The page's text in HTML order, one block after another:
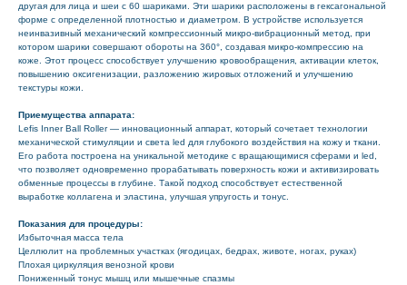
другая для лица и шеи с 60 шариками. Эти шарики расположены в гексагональной
форме с определенной плотностью и диаметром. В устройстве используется
неинвазивный механический компрессионный микро-вибрационный метод, при
котором шарики совершают обороты на 360°, создавая микро-компрессию на
коже. Этот процесс способствует улучшению кровообращения, активации клеток,
повышению оксигенизации, разложению жировых отложений и улучшению
текстуры кожи.
Приемущества аппарата:
Lefis Inner Ball Roller — инновационный аппарат, который сочетает технологии
механической стимуляции и света led для глубокого воздействия на кожу и ткани.
Его работа построена на уникальной методике с вращающимися сферами и led,
что позволяет одновременно прорабатывать поверхность кожи и активизировать
обменные процессы в глубине. Такой подход способствует естественной
выработке коллагена и эластина, улучшая упругость и тонус.
Показания для процедуры:
Избыточная масса тела
Целлюлит на проблемных участках (ягодицах, бедрах, животе, ногах, руках)
Плохая циркуляция венозной крови
Пониженный тонус мышц или мышечные спазмы